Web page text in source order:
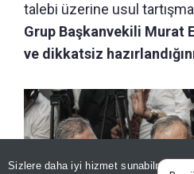
Sizlere daha iyi hizmet sunabilmek
talebi üzerine usul
Grup Başkanvekili Murat
ve dikkatsiz